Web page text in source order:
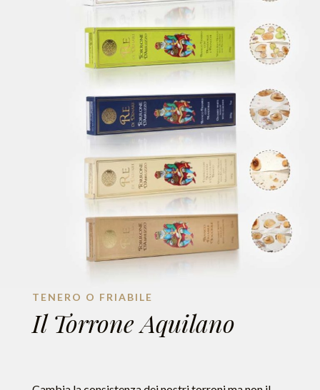
TENERO O FRIABILE
Il Torrone Aquilano